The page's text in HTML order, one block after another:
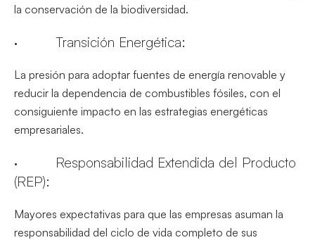
la conservación de la biodiversidad.
· Transición Energética:
La presión para adoptar fuentes de energía renovable y
reducir la dependencia de combustibles fósiles, con el
consiguiente impacto en las estrategias energéticas
empresariales.
· Responsabilidad Extendida del Producto
(REP):
Mayores expectativas para que las empresas asuman la
responsabilidad del ciclo de vida completo de sus